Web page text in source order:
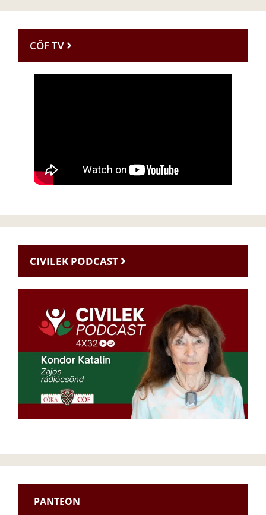
CÖF TV
CIVILEK PODCAST
PANTEON